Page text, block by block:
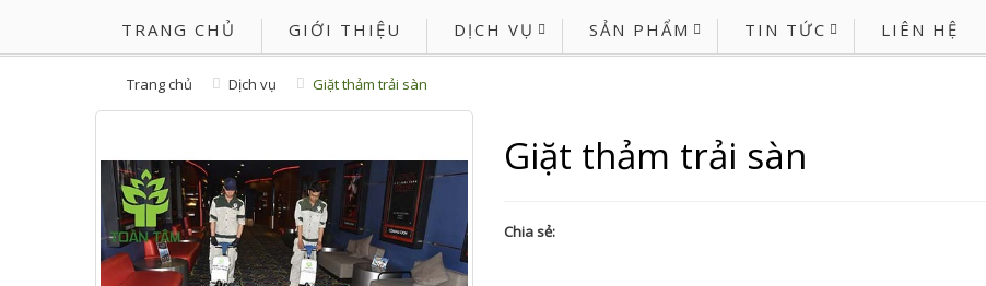
TRANG CHỦ GIỚI THIỆU DỊCH VỤ SẢN PHẨM TIN TỨC LIÊN HỆ
Trang chủ Dịch vụ Giặt thảm trải sàn
Giặt thảm trải sàn
Chia sẻ: